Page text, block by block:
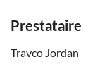
Prestataire
Travco Jordan